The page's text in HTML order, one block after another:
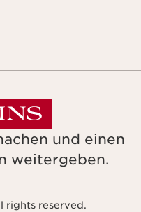
und einen
weitergeben.
rights reserved.